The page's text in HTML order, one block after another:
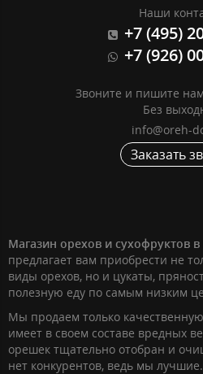
Наши
+7 (495)
+7 (926)
Звоните и пишите
Без
info@oreh-
Заказать
Магазин орехов и сухофруктов
предлагает вам приобрести не
виды орехов, но и цукаты,
полезную еду по самым низким
Мы продаем только
имеет в своем составе вредных
орешек тщательно отобран и
нет конкурентов, ведь мы лучшие.